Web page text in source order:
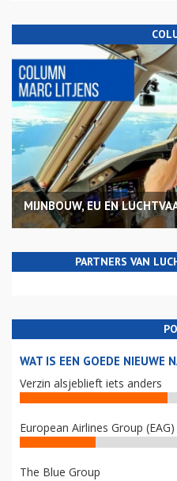
MIJNBOUW, EU EN
PARTNERS VAN
WAT IS EEN GOEDE NIEUWE
Verzin alsjeblieft iets anders
European Airlines Group (EAG)
The Blue Group